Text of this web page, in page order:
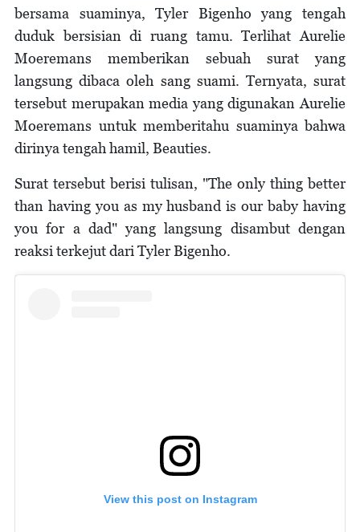
bersama suaminya, Tyler Bigenho yang tengah
duduk bersisian di ruang tamu. Terlihat Aurelie
Moeremans memberikan sebuah surat yang
langsung dibaca oleh sang suami. Ternyata, surat
tersebut merupakan media yang digunakan Aurelie
Moeremans untuk memberitahu suaminya bahwa
dirinya tengah hamil, Beauties.
Surat tersebut berisi tulisan, "The only thing better
than having you as my husband is our baby having
you for a dad" yang langsung disambut dengan
reaksi terkejut dari Tyler Bigenho.
View this post on Instagram